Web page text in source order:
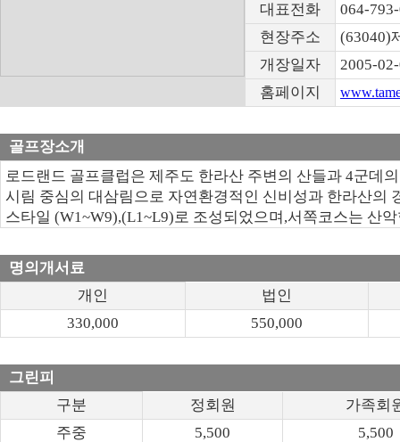
대표전화
064-
현장주소
(63040)
개장일자
2005-
홈페이지
골프장소개
로드랜드 골프클럽은 제주도 한라산 주변의 산들과 4군데
시림 중심의 대삼림으로 자연환경적인 신비성과 한라산의
스타일 (W1~W9),(L1~L9)로 조성되었으며,서쪽코스는 산
명의개서료
개인
법인
330,000
550,000
그린피
구분
정회원
가족회
주중
5,500
5,500